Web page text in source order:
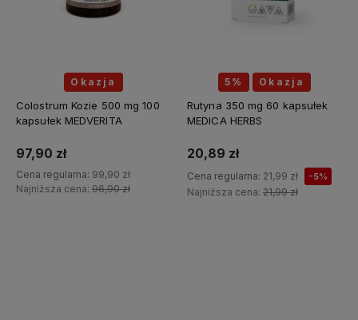
Okazja
Colostrum Kozie 500 mg 100
kapsułek MEDVERITA
97,90 zł
Cena regularna: 99,90 zł
Najniższa cena: 96,90 zł
5% Okazja
Rutyna 350 mg 60 kapsułek
MEDICA HERBS
20,89 zł
Cena regularna: 21,99 zł -5%
Najniższa cena: 21,99 zł